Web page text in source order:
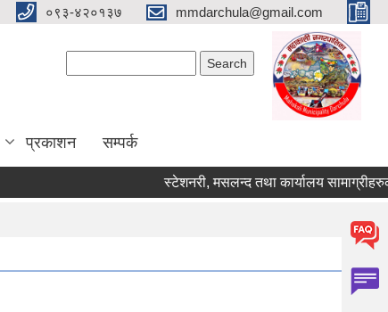
०९३-४२०१३७ mmdarchula@gmail.com
प्रकाशन सम्पर्क
स्टेशनरी, मसलन्द तथा कार्यालय सामाग्रीहरुको